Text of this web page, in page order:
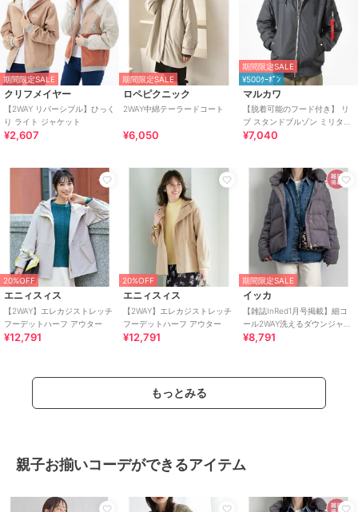
期間限定SALE
クリフメイヤー
【2WAY リバーシブル】ひっく
り ライト ジャケット
¥2,607
期間限定SALE
ロペピクニック
2WAY中綿テーラードコート
¥6,050
期間限定SALE
¥500ｸｰﾎﾟﾝ
マルカワ
【脱着可能のフード付き】 リ
ブ スタンドブルゾン ミリタリ
ージャケット 2WAY
¥7,040
20%OFF
エニィスィス
【2WAY】エレカジストレッチ
フーデットハーフ アウター
¥12,791
20%OFF
エニィスィス
【2WAY】エレカジストレッチ
フーデットハーフ アウター
¥12,791
期間限定SALE
イッカ
【雑誌InRed1月号掲載】細コ
ール2WAY洗えるダウンジャケ
ット【洗濯機で洗える／親子
¥8,791
もっとみる
親子お揃いコーデができるアイテム